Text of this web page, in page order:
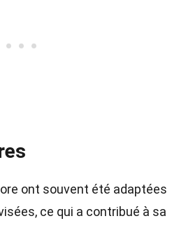
ont souvent été adaptées
ce qui a contribué à sa